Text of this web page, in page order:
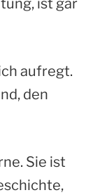
aufregt.
den
Sie ist